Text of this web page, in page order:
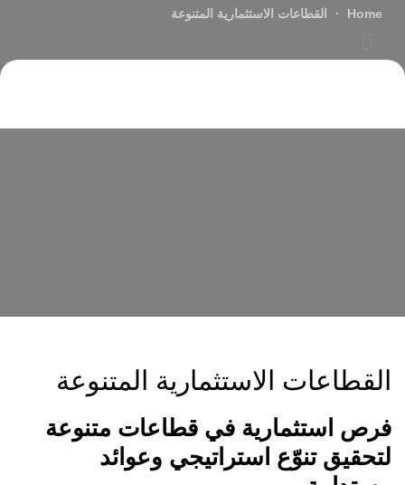
Home القطاعات الاستثمارية المتنوعة
القطاعات الاستثمارية المتنوعة
فرص استثمارية في قطاعات متنوعة
لتحقيق تنوّع استراتيجي وعوائد